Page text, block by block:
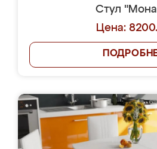
Стул
Цена: